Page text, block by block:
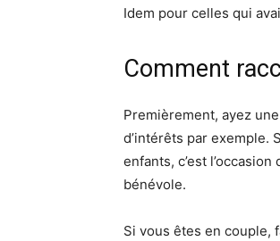
Idem pour celles qui
Comment
Premièrement, ayez
d’intérêts par exemple.
enfants, c’est
bénévole.
Si vous êtes en couple,